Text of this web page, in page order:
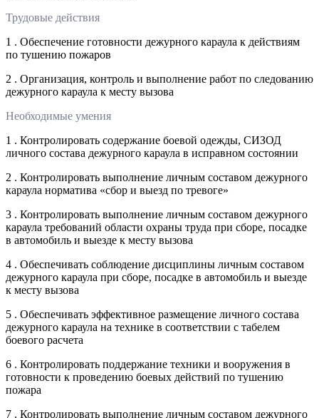
Трудовые действия
1 . Обеспечение готовности дежурного караула к действиям
по тушению пожаров
2 . Организация, контроль и выполнение работ по следованию
дежурного караула к месту вызова
Необходимые умения
1 . Контролировать содержание боевой одежды, СИЗОД
личного состава дежурного караула в исправном состоянии
2 . Контролировать выполнение личным составом дежурного
караула норматива «сбор и выезд по тревоге»
3 . Контролировать выполнение личным составом дежурного
караула требований области охраны труда при сборе, посадке
в автомобиль и выезде к месту вызова
4 . Обеспечивать соблюдение дисциплины личным составом
дежурного караула при сборе, посадке в автомобиль и выезде
к месту вызова
5 . Обеспечивать эффективное размещение личного состава
дежурного караула на технике в соответствии с табелем
боевого расчета
6 . Контролировать поддержание техники и вооружения в
готовности к проведению боевых действий по тушению
пожара
7 . Контролировать выполнение личным составом дежурного